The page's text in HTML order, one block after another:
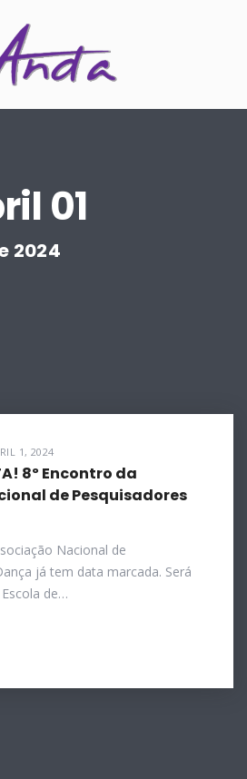
01
2024
1, 2024
8º Encontro da
de Pesquisadores
Nacional de
já tem data marcada. Será
de…